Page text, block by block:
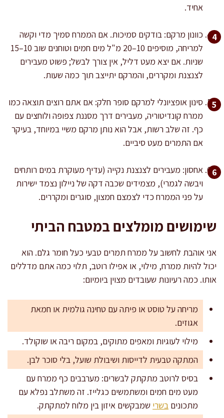
אחיד.
כוונון מרקם: בודקים סמיכות. אם הממרח סמיך מדי וקשה
למריחה, מוסיפים 10–20 מ"ל מים חמים וטוחנים שוב 10–15
שניות. אם יצא מעט דליל, אין צורך לבשל; פשוט מעבירים
לצנצנת ומקררים, והמרקם יתייצב תוך כמה שעות.
סינון אופציונלי למרקם סופר חלק: אם אתם רוצים תוצאה כמו
ממרח קונדיטוריה, מעבירים דרך מסננת צפופה ולוחצים עם
כף. זה שלב רשות, אבל הוא נותן מרקם משיי במיוחד, בעיקר
אם התמרים מעט סיביים.
אחסון: מעבירים לצנצנת נקייה (עדיף מעוקרת במים רותחים
ויבשה לגמרי), מצמידים שכבה דקה של ניילון נצמד ישירות
על פני הממרח כדי לצמצם חמצון, סוגרים ומקררים.
שימושים מומלצים במטבח הביתי
אני אוהבת לחשוב על ממרח תמרים טבעי כעל חומר גלם. הוא
יכול להיות ממרח, מילוי, או אפילו רוטב, תלוי כמה אתם מדללים
אותו. כמה רעיונות שעובדים מצוין ביומיום:
מריחה על טוסט או פיתה עם טחינה גולמית או חמאת
אגוזים.
מילוי לעוגיות ומאפים מתוקים, במקום ריבה או שוקולד.
המתקה טבעית לדייסות ושיבולת שועל, בלי סוכר לבן.
בסיס לרוטב מתקתק לבשרים: מערבבים כף ממרח עם
מעט מים חמים ומשתמשים כגלייז. זה משתלב נפלא עם
מתכונים בשרי שמבקשים איזון בין מלוח למתקתק.